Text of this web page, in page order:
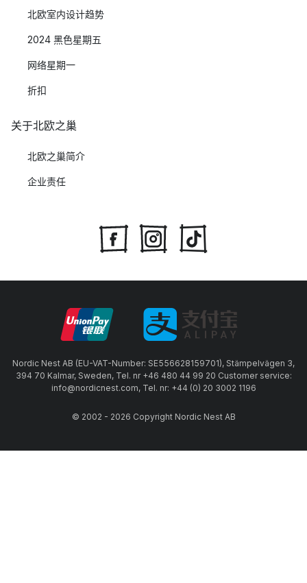
北欧室内设计趋势
2024 黑色星期五
网络星期一
折扣
关于北欧之巢
北欧之巢简介
企业责任
Nordic Nest AB (EU-VAT-Number: SE556628159701), Stämpelvägen 3,
394 70 Kalmar, Sweden, Tel. nr +46 480 44 99 20 Customer service:
info@nordicnest.com, Tel. nr: +44 (0) 20 3002 1196
© 2002 - 2026 Copyright Nordic Nest AB